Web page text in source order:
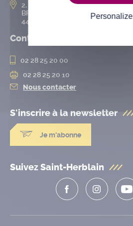
2, rue de l’Hôtel-de-Ville
BP 50167
44802 Saint-Herblain cedex
Contact
02 28 25 20 00
02 28 25 20 10
Nous contacter
S'inscrire à la newsletter
Je m'abonne
Suivez Saint-Herblain
Personalize